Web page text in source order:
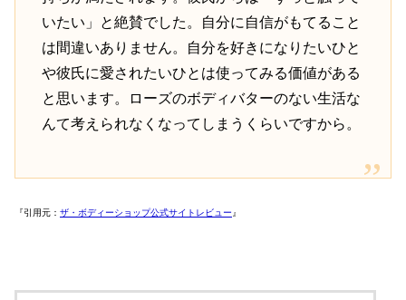
いたい」と絶賛でした。自分に自信がもてること
は間違いありません。自分を好きになりたいひと
や彼氏に愛されたいひとは使ってみる価値がある
と思います。ローズのボディバターのない生活な
んて考えられなくなってしまうくらいですから。
『引用元： ザ・ボディーショップ公式サイトレビュー 』